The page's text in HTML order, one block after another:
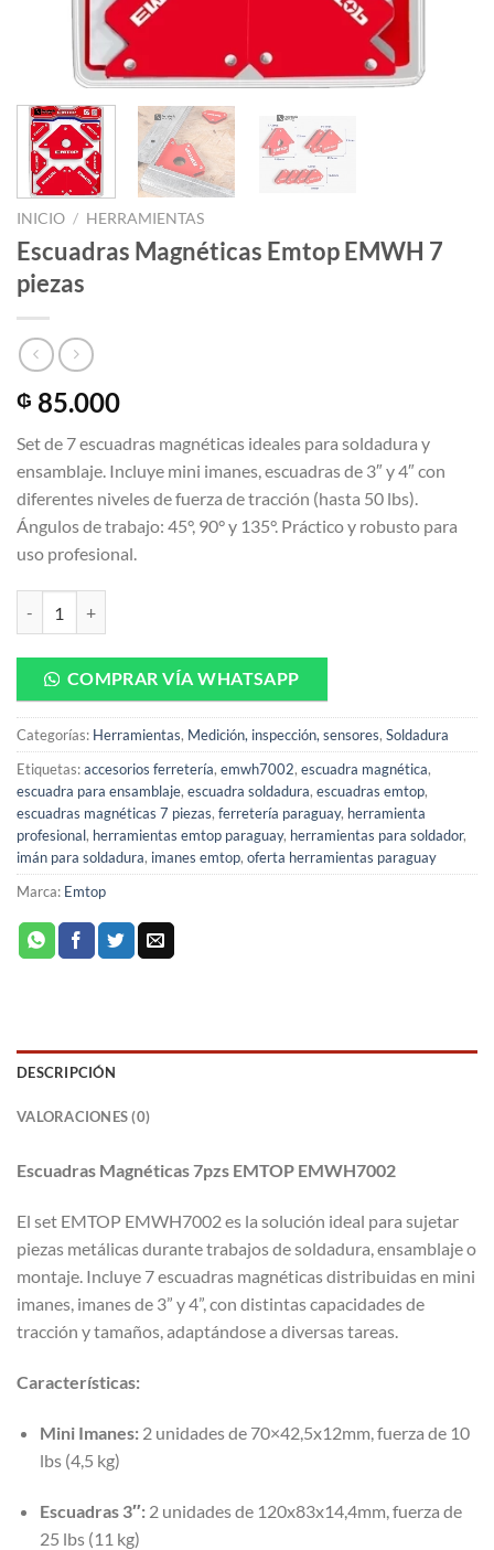
INICIO / HERRAMIENTAS
Escuadras Magnéticas Emtop EMWH 7
piezas
₲ 85.000
Set de 7 escuadras magnéticas ideales para soldadura y
ensamblaje. Incluye mini imanes, escuadras de 3″ y 4″ con
diferentes niveles de fuerza de tracción (hasta 50 lbs).
Ángulos de trabajo: 45°, 90° y 135°. Práctico y robusto para
uso profesional.
COMPRAR VÍA WHATSAPP
Categorías: Herramientas, Medición, inspección, sensores, Soldadura
Etiquetas:accesorios ferretería, emwh7002, escuadra magnética,
escuadra para ensamblaje, escuadra soldadura, escuadras emtop,
escuadras magnéticas 7 piezas, ferretería paraguay, herramienta
profesional, herramientas emtop paraguay, herramientas para soldador,
imán para soldadura, imanes emtop, oferta herramientas paraguay
Marca: Emtop
DESCRIPCIÓN
VALORACIONES (0)
Escuadras Magnéticas 7pzs EMTOP EMWH7002
El set EMTOP EMWH7002 es la solución ideal para sujetar
piezas metálicas durante trabajos de soldadura, ensamblaje o
montaje. Incluye 7 escuadras magnéticas distribuidas en mini
imanes, imanes de 3” y 4”, con distintas capacidades de
tracción y tamaños, adaptándose a diversas tareas.
Características:
Mini Imanes:2 unidades de 70×42,5x12mm, fuerza de 10
lbs (4,5 kg)
Escuadras 3″:2 unidades de 120x83x14,4mm, fuerza de
25 lbs (11 kg)